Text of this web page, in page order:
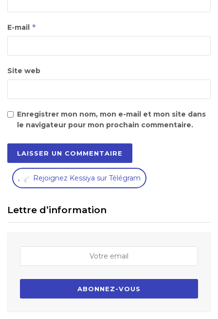
E-mail *
Site web
Enregistrer mon nom, mon e-mail et mon site dans
le navigateur pour mon prochain commentaire.
, Rejoignez Kessiya sur Télégram
Lettre d’information